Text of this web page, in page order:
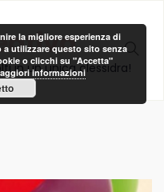
in un unica clessidra!
la migliore esperienza di
utilizzare questo sito senza
o clicchi su "Accetta"
informazioni